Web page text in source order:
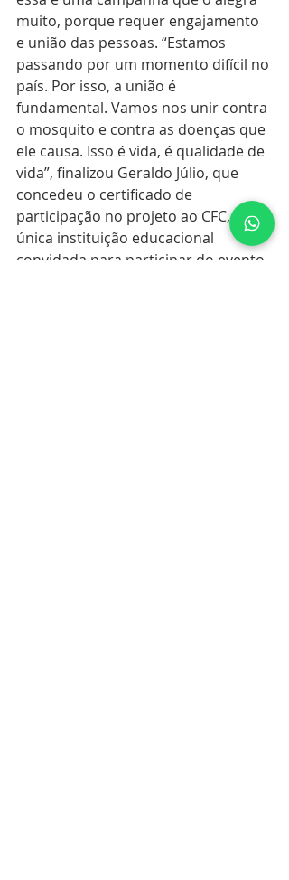
muito, porque requer engajamento
e união das pessoas. “Estamos
passando por um momento difícil no
país. Por isso, a união é
fundamental. Vamos nos unir contra
o mosquito e contra as doenças que
ele causa. Isso é vida, é qualidade de
vida”, finalizou Geraldo Júlio, que
concedeu o certificado de
participação no projeto ao CFC,
única instituição educacional
convidada para participar do evento.